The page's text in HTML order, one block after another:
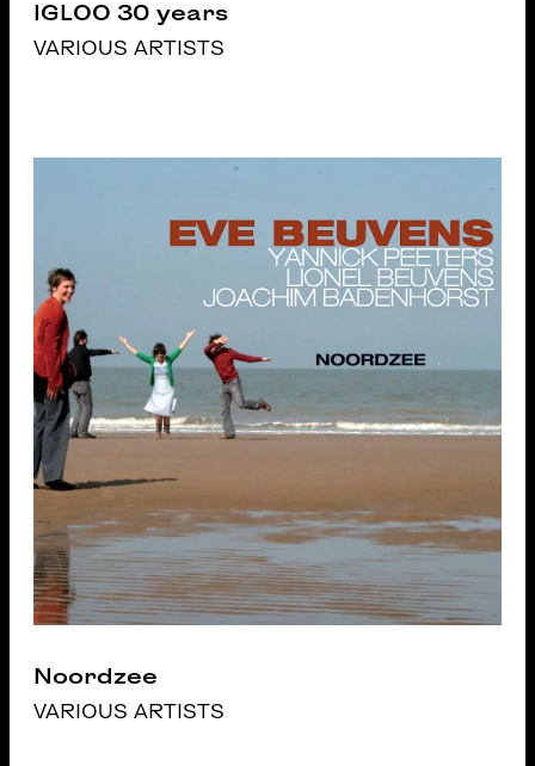
IGLOO 30 years
VARIOUS ARTISTS
Noordzee
VARIOUS ARTISTS